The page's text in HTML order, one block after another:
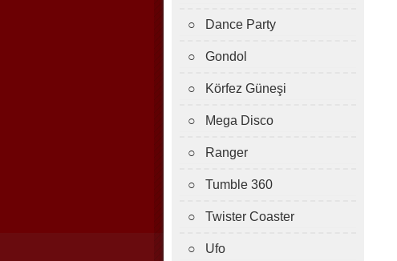
○ Dance Party
○ Gondol
○ Körfez Güneşi
○ Mega Disco
○ Ranger
○ Tumble 360
○ Twister Coaster
○ Ufo